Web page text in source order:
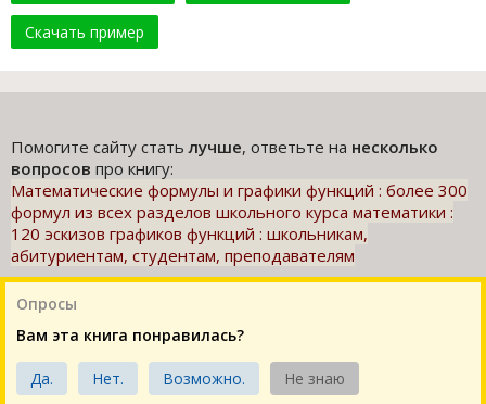
Скачать пример
Помогите сайту статьлучше, ответьте на несколько
вопросов про книгу:
Математические формулы и графики функций : более 300
формул из всех разделов школьного курса математики :
120 эскизов графиков функций : школьникам,
абитуриентам, студентам, преподавателям
Опросы
Вам эта книга понравилась?
Да. Нет. Возможно. Не знаю